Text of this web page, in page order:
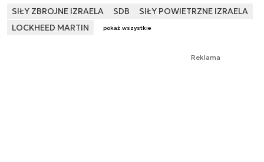
SIŁY ZBROJNE IZRAELA SDB
SIŁY POWIETRZNE IZRAELA
LOCKHEED MARTIN
pokaż wszystkie
Reklama